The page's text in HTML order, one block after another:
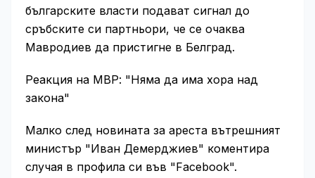
българските власти подават сигнал до
сръбските си партньори, че се очаква
Мавродиев да пристигне в Белград.
Реакция на МВР: "Няма да има хора над
закона"
Малко след новината за ареста вътрешният
министър "Иван Демерджиев" коментира
случая в профила си във "Facebook".